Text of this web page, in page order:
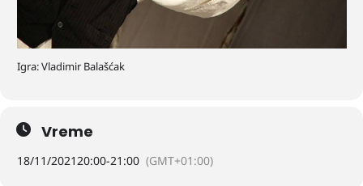
Igra: Vladimir Balašćak
Vreme
18/11/202120:00-21:00 (GMT+01:00)